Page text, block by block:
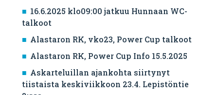
16.6.2025 klo09:00 jatkuu Hunnaan WC-
talkoot
Alastaron RK, vko23, Power Cup talkoot
Alastaron RK, Power Cup Info 15.5.2025
Askarteluillan ajankohta siirtynyt
tiistaista keskiviikkoon 23.4. Lepistöntie